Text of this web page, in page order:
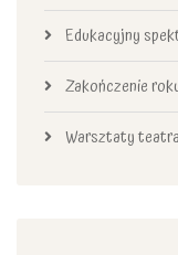
Edukacyjny
Zakończenie
Warsztaty